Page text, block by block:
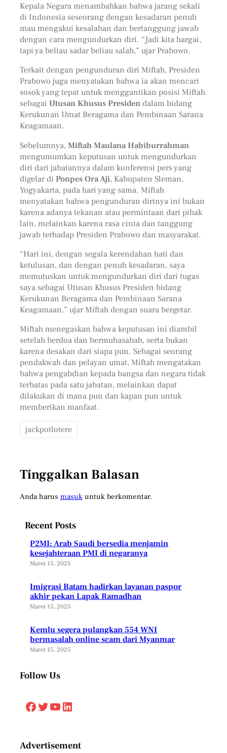
Kepala Negara menambahkan bahwa jarang sekali
di Indonesia seseorang dengan kesadaran penuh
mau mengakui kesalahan dan bertanggung jawab
dengan cara mengundurkan diri. “Jadi kita hargai,
tapi ya beliau sadar beliau salah,” ujar Prabowo.
Terkait dengan pengunduran diri Miftah, Presiden
Prabowo juga menyatakan bahwa ia akan mencari
sosok yang tepat untuk menggantikan posisi Miftah
sebagai Utusan Khusus Presidendalam bidang
Kerukunan Umat Beragama dan Pembinaan Sarana
Keagamaan.
Sebelumnya, Miftah Maulana Habiburrahman
mengumumkan keputusan untuk mengundurkan
diri dari jabatannya dalam konferensi pers yang
digelar di Ponpes Ora Aji, Kabupaten Sleman,
Yogyakarta, pada hari yang sama. Miftah
menyatakan bahwa pengunduran dirinya ini bukan
karena adanya tekanan atau permintaan dari pihak
lain, melainkan karena rasa cinta dan tanggung
jawab terhadap Presiden Prabowo dan masyarakat.
“Hari ini, dengan segala kerendahan hati dan
ketulusan, dan dengan penuh kesadaran, saya
memutuskan untuk mengundurkan diri dari tugas
saya sebagai Utusan Khusus Presiden bidang
Kerukunan Beragama dan Pembinaan Sarana
Keagamaan,” ujar Miftah dengan suara bergetar.
Miftah menegaskan bahwa keputusan ini diambil
setelah berdoa dan bermuhasabah, serta bukan
karena desakan dari siapa pun. Sebagai seorang
pendakwah dan pelayan umat, Miftah mengatakan
bahwa pengabdian kepada bangsa dan negara tidak
terbatas pada satu jabatan, melainkan dapat
dilakukan di mana pun dan kapan pun untuk
memberikan manfaat.
jackpotlotere
Tinggalkan Balasan
Anda harus masukuntuk berkomentar.
Recent Posts
P2MI: Arab Saudi bersedia menjamin
kesejahteraan PMI di negaranya
Maret 15, 2025
Imigrasi Batam hadirkan layanan paspor
akhir pekan Lapak Ramadhan
Maret 15, 2025
Kemlu segera pulangkan 554 WNI
bermasalah online scam dari Myanmar
Maret 15, 2025
Follow Us
Facebook Twitter YouTube LinkedIn
Advertisement